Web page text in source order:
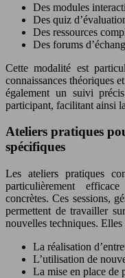
Des modules
Des quiz
Des ressources
Des forums
Cette modalité est
connaissances théoriques
également un suivi
participant, facilitant ainsi
Ateliers pratiques
spécifiques
Les ateliers pratiques
particulièrement
concrètes. Ces sessions,
permettent de travailler
nouvelles techniques.
La réalisation
L’utilisation de
La mise en place de